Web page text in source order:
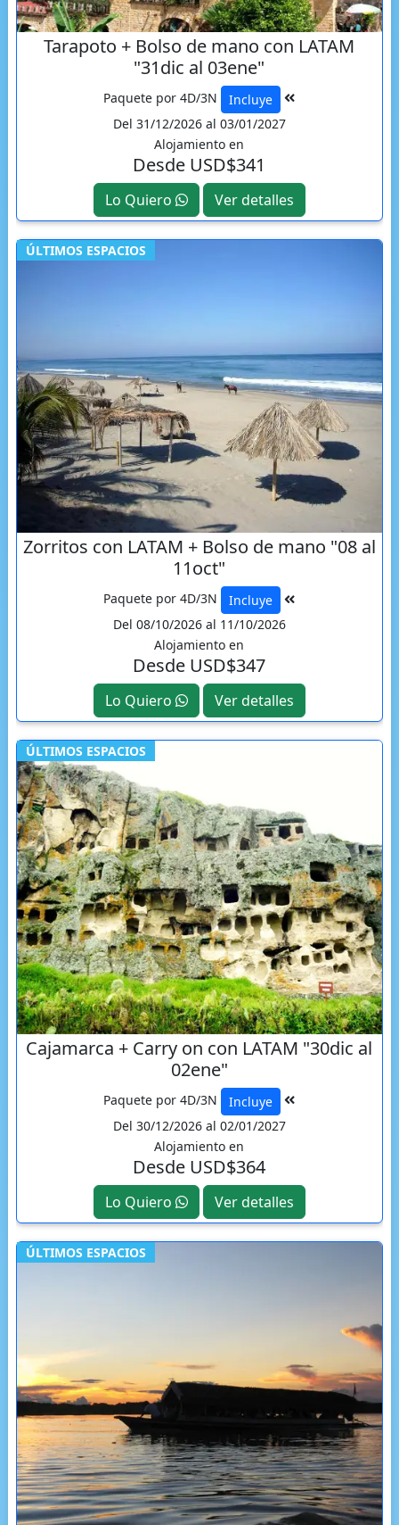
Tarapoto + Bolso de mano con LATAM
"31dic al 03ene"
Paquete por 4D/3N
Incluye
Del 31/12/2026 al 03/01/2027
Alojamiento en
Desde USD$341
Lo Quiero Ver detalles
ÚLTIMOS ESPACIOS
Zorritos con LATAM + Bolso de mano "08 al
11oct"
Paquete por 4D/3N
Incluye
Del 08/10/2026 al 11/10/2026
Alojamiento en
Desde USD$347
Lo Quiero Ver detalles
ÚLTIMOS ESPACIOS
Cajamarca + Carry on con LATAM "30dic al
02ene"
Paquete por 4D/3N
Incluye
Del 30/12/2026 al 02/01/2027
Alojamiento en
Desde USD$364
Lo Quiero Ver detalles
ÚLTIMOS ESPACIOS